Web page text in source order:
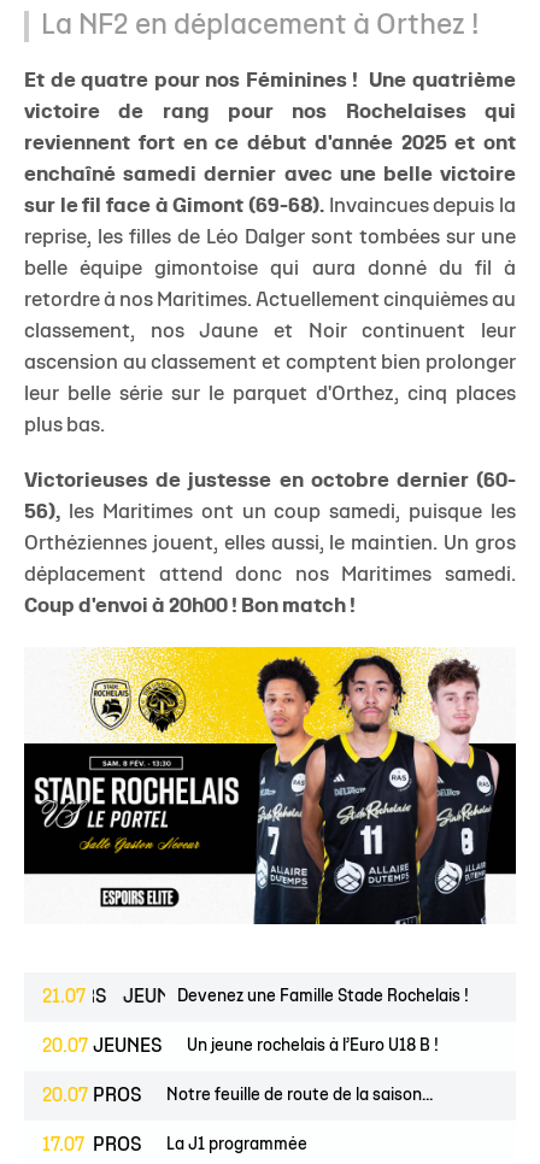
La NF2 en déplacement à Orthez !
Et de quatre pour nos Féminines ! Une quatrième
victoire de rang pour nos Rochelaises qui
reviennent fort en ce début d'année 2025 et ont
enchaîné samedi dernier avec une belle victoire
sur le fil face à Gimont (69-68). Invaincues depuis la
reprise, les filles de Léo Dalger sont tombées sur une
belle équipe gimontoise qui aura donné du fil à
retordre à nos Maritimes. Actuellement cinquièmes au
classement, nos Jaune et Noir continuent leur
ascension au classement et comptent bien prolonger
leur belle série sur le parquet d'Orthez, cinq places
plus bas.
Victorieuses de justesse en octobre dernier (60-
56), les Maritimes ont un coup samedi, puisque les
Orthéziennes jouent, elles aussi, le maintien. Un gros
déplacement attend donc nos Maritimes samedi.
Coup d'envoi à 20h00 ! Bon match !
21.07
ESPOIRS JEUNES Devenez une Famille Stade Rochelais !
20.07 JEUNES Un jeune rochelais à l’Euro U18 B !
20.07 PROS Notre feuille de route de la saison...
17.07 PROS La J1 programmée